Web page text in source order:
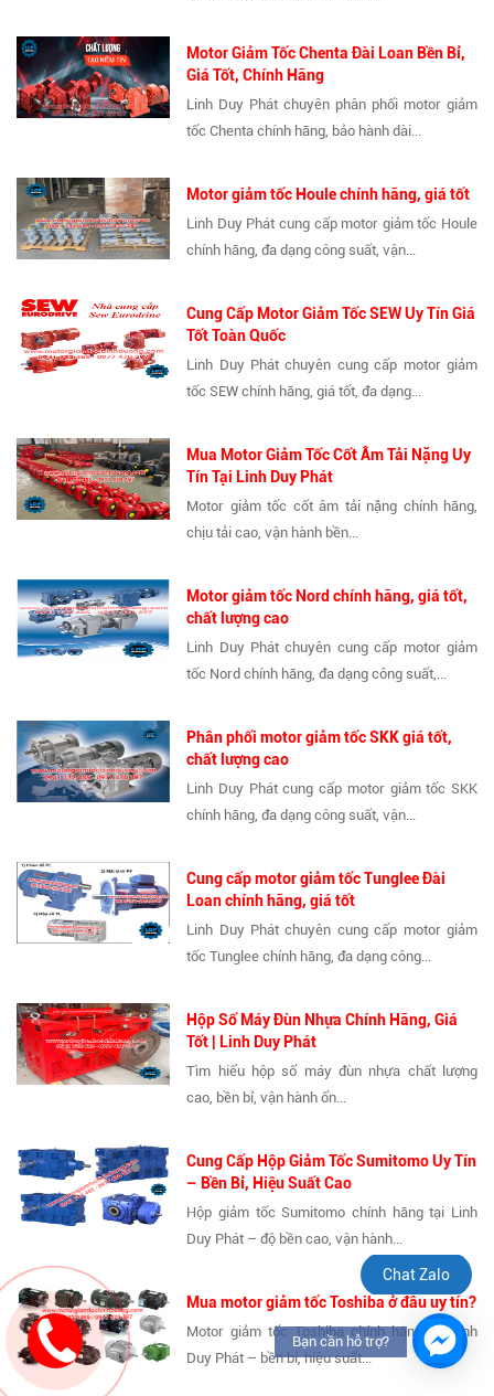
Motor Giảm Tốc Chenta Đài Loan Bền Bỉ,
Giá Tốt, Chính Hãng
Linh Duy Phát chuyên phân phối motor giảm
tốc Chenta chính hãng, bảo hành dài...
Motor giảm tốc Houle chính hãng, giá tốt
Linh Duy Phát cung cấp motor giảm tốc Houle
chính hãng, đa dạng công suất, vận...
Cung Cấp Motor Giảm Tốc SEW Uy Tín Giá
Tốt Toàn Quốc
Linh Duy Phát chuyên cung cấp motor giảm
tốc SEW chính hãng, giá tốt, đa dạng...
Mua Motor Giảm Tốc Cốt Âm Tải Nặng Uy
Tín Tại Linh Duy Phát
Motor giảm tốc cốt âm tải nặng chính hãng,
chịu tải cao, vận hành bền...
Motor giảm tốc Nord chính hãng, giá tốt,
chất lượng cao
Linh Duy Phát chuyên cung cấp motor giảm
tốc Nord chính hãng, đa dạng công suất,...
Phân phối motor giảm tốc SKK giá tốt,
chất lượng cao
Linh Duy Phát cung cấp motor giảm tốc SKK
chính hãng, đa dạng công suất, vận...
Cung cấp motor giảm tốc Tunglee Đài
Loan chính hãng, giá tốt
Linh Duy Phát chuyên cung cấp motor giảm
tốc Tunglee chính hãng, đa dạng công...
Hộp Số Máy Đùn Nhựa Chính Hãng, Giá
Tốt | Linh Duy Phát
Tìm hiểu hộp số máy đùn nhựa chất lượng
cao, bền bỉ, vận hành ổn...
Cung Cấp Hộp Giảm Tốc Sumitomo Uy Tín
– Bền Bỉ, Hiệu Suất Cao
Hộp giảm tốc Sumitomo chính hãng tại Linh
Duy Phát – độ bền cao, vận hành...
Mua motor giảm tốc Toshiba ở đâu uy tín?
Motor giảm tốc Toshiba chính hãng tại Linh
Duy Phát – bền bỉ, hiệu suất...
Chat Zalo
Bạn cần hỗ trợ?